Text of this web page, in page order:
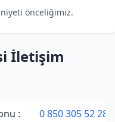
önceliğimiz.
İletişim
: 0 850 305 52 28